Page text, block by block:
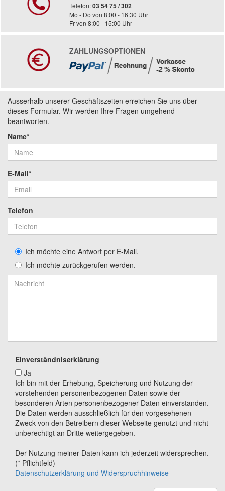
Telefon:03 54 75 / 302
Mo - Do von 8:00 - 16:30 Uhr
Fr von 8:00 - 15:00 Uhr
ZAHLUNGSOPTIONEN
Ausserhalb unserer Geschäftszeiten erreichen Sie uns über
dieses Formular. Wir werden Ihre Fragen umgehend
beantworten.
Name*
E-Mail*
Telefon
Ich möchte eine Antwort per E-Mail.
Ich möchte zurückgerufen werden.
Einverständniserklärung
Ja
Ich bin mit der Erhebung, Speicherung und Nutzung der
vorstehenden personenbezogenen Daten sowie der
besonderen Arten personenbezogener Daten einverstanden.
Die Daten werden ausschließlich für den vorgesehenen
Zweck von den Betreibern dieser Webseite genutzt und nicht
unberechtigt an Dritte weitergegeben.
Der Nutzung meiner Daten kann ich jederzeit widersprechen.
(* Pflichtfeld)
Datenschutzerklärung und Widerspruchhinweise